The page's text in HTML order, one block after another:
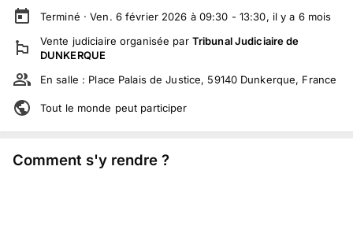
Terminé ·Ven. 6 février 2026 à 09:30 - 13:30, il y a 6 mois
Vente judiciaire organisée par Tribunal Judiciaire de
DUNKERQUE
En salle : Place Palais de Justice, 59140 Dunkerque, France
Tout le monde peut participer
Comment s'y rendre ?